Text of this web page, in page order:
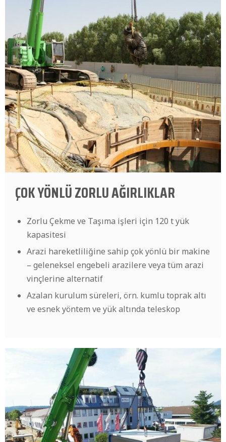
ÇOK YÖNLÜ ZORLU AĞIRLIKLAR
Zorlu Çekme ve Taşıma işleri için 120 t yük
kapasitesi
Arazi hareketliliğine sahip çok yönlü bir makine
– geleneksel engebeli arazilere veya tüm arazi
vinçlerine alternatif
Azalan kurulum süreleri, örn. kumlu toprak altı
ve esnek yöntem ve yük altında teleskop